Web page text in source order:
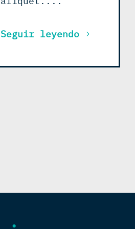
Seguir leyendo